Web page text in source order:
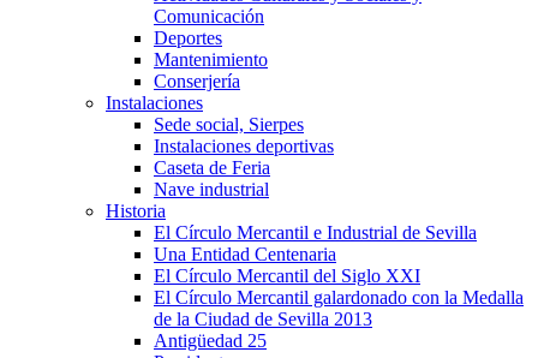
Comunicación
Deportes
Mantenimiento
Conserjería
Instalaciones
Sede social, Sierpes
Instalaciones deportivas
Caseta de Feria
Nave industrial
Historia
El Círculo Mercantil e Industrial de Sevilla
Una Entidad Centenaria
El Círculo Mercantil del Siglo XXI
El Círculo Mercantil galardonado con la Medalla
de la Ciudad de Sevilla 2013
Antigüedad 25